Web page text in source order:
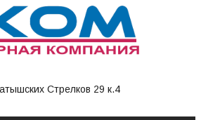
Стрелков 29 к.4